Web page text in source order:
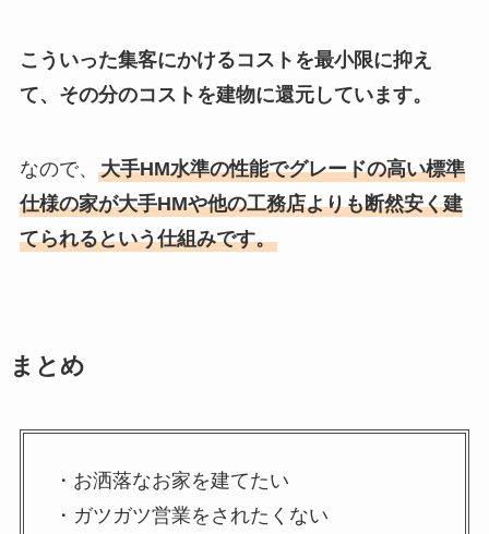
こういった集客にかけるコストを最小限に抑え
て、その分のコストを建物に還元しています。
なので、 大手HM水準の性能でグレードの高い標準
仕様の家が大手HMや他の工務店よりも断然安く建
てられるという仕組みです。
まとめ
・お洒落なお家を建てたい
・ガツガツ営業をされたくない